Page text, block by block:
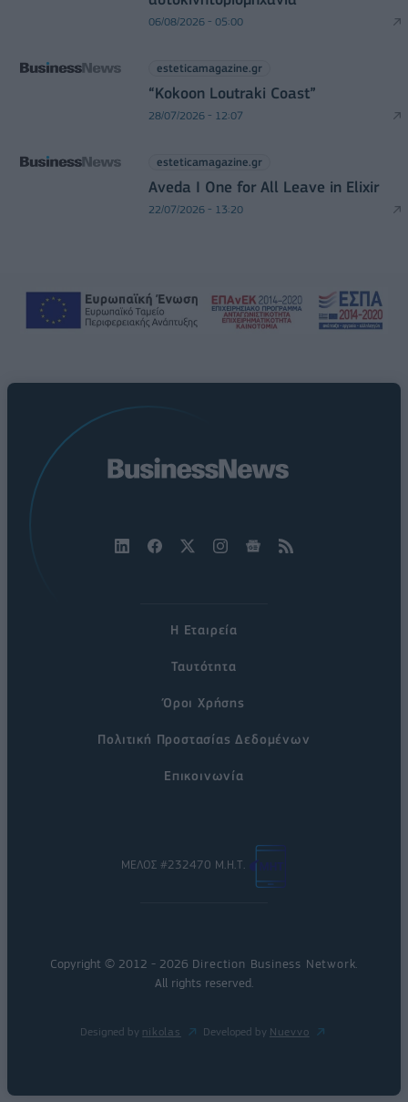
06/08/2026 - 05:00
esteticamagazine.gr
“Kokoon Loutraki Coast”
28/07/2026 - 12:07
esteticamagazine.gr
Aveda I One for All Leave in Elixir
22/07/2026 - 13:20
Η Εταιρεία
Ταυτότητα
Όροι Χρήσης
Πολιτική Προστασίας Δεδομένων
Επικοινωνία
ΜΕΛΟΣ #232470 Μ.Η.Τ.
Copyright © 2012 - 2026 Direction Business Network
All rights reserved.
Designed by nikolas Developed by Nuevvo